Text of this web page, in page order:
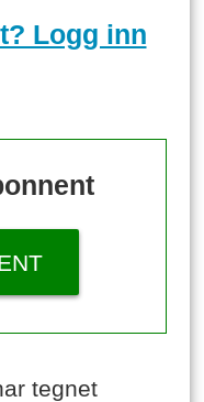
Logg inn
tegnet